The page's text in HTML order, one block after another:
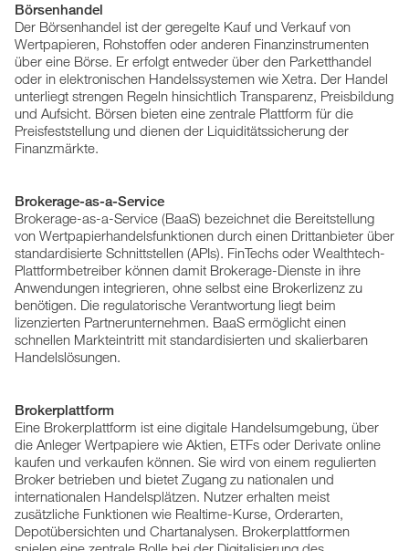
Börsenhandel
Der Börsenhandel ist der geregelte Kauf und Verkauf von
Wertpapieren, Rohstoffen oder anderen Finanzinstrumenten
über eine Börse. Er erfolgt entweder über den Parketthandel
oder in elektronischen Handelssystemen wie Xetra. Der Handel
unterliegt strengen Regeln hinsichtlich Transparenz, Preisbildung
und Aufsicht. Börsen bieten eine zentrale Plattform für die
Preisfeststellung und dienen der Liquiditätssicherung der
Finanzmärkte.
Brokerage-as-a-Service
Brokerage-as-a-Service (BaaS) bezeichnet die Bereitstellung
von Wertpapierhandelsfunktionen durch einen Drittanbieter über
standardisierte Schnittstellen (APIs). FinTechs oder Wealthtech-
Plattformbetreiber können damit Brokerage-Dienste in ihre
Anwendungen integrieren, ohne selbst eine Brokerlizenz zu
benötigen. Die regulatorische Verantwortung liegt beim
lizenzierten Partnerunternehmen. BaaS ermöglicht einen
schnellen Markteintritt mit standardisierten und skalierbaren
Handelslösungen.
Brokerplattform
Eine Brokerplattform ist eine digitale Handelsumgebung, über
die Anleger Wertpapiere wie Aktien, ETFs oder Derivate online
kaufen und verkaufen können. Sie wird von einem regulierten
Broker betrieben und bietet Zugang zu nationalen und
internationalen Handelsplätzen. Nutzer erhalten meist
zusätzliche Funktionen wie Realtime-Kurse, Orderarten,
Depotübersichten und Chartanalysen. Brokerplattformen